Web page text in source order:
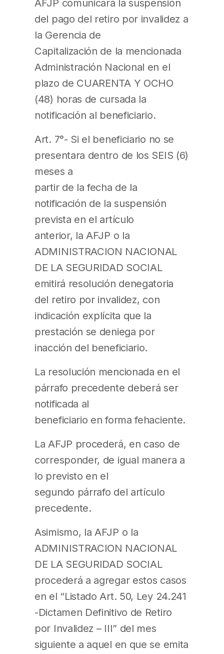
AFJP comunicará la suspensión
del pago del retiro por invalidez a
la Gerencia de
Capitalización de la mencionada
Administración Nacional en el
plazo de CUARENTA Y OCHO
(48) horas de cursada la
notificación al beneficiario.
Art. 7°- Si el beneficiario no se
presentara dentro de los SEIS (6)
meses a
partir de la fecha de la
notificación de la suspensión
prevista en el artículo
anterior, la AFJP o la
ADMINISTRACION NACIONAL
DE LA SEGURIDAD SOCIAL
emitirá resolución denegatoria
del retiro por invalidez, con
indicación explícita que la
prestación se deniega por
inacción del beneficiario.
La resolución mencionada en el
párrafo precedente deberá ser
notificada al
beneficiario en forma fehaciente.
La AFJP procederá, en caso de
corresponder, de igual manera a
lo previsto en el
segundo párrafo del artículo
precedente.
Asimismo, la AFJP o la
ADMINISTRACION NACIONAL
DE LA SEGURIDAD SOCIAL
procederá a agregar estos casos
en el “Listado Art. 50, Ley 24.241
-Dictamen Definitivo de Retiro
por Invalidez – III” del mes
siguiente a aquel en que se emita